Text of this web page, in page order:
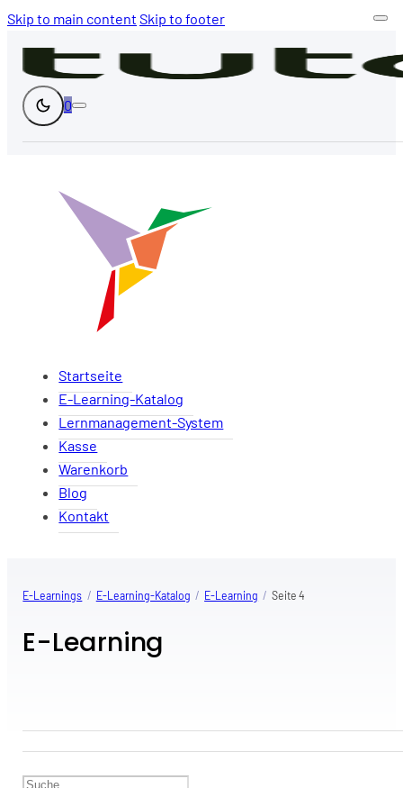
Skip to main content Skip to footer
0
Startseite
E-Learning-Katalog
Lernmanagement-System
Kasse
Warenkorb
Blog
Kontakt
E-Learnings / E-Learning-Katalog / E-Learning / Seite 4
E-Learning